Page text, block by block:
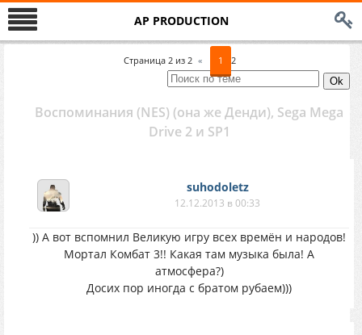
AP PRODUCTION
Страница 2 из 2 « 1 2
Воспоминания (NES) (она же Денди), Sega Mega
Drive 2 и SP1
suhodoletz
12.12.2013 в 00:33
)) А вот вспомнил Великую игру всех времён и народов!
Мортал Комбат 3!! Какая там музыка была! А
атмосфера?)
Досих пор иногда с братом рубаем)))